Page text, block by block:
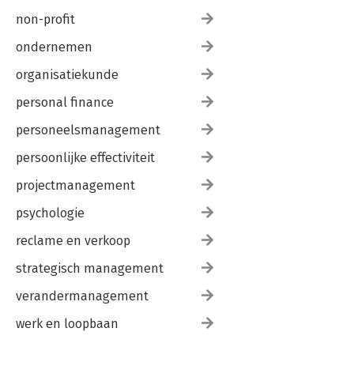
non-profit
ondernemen
organisatiekunde
personal finance
personeelsmanagement
persoonlijke effectiviteit
projectmanagement
psychologie
reclame en verkoop
strategisch management
verandermanagement
werk en loopbaan